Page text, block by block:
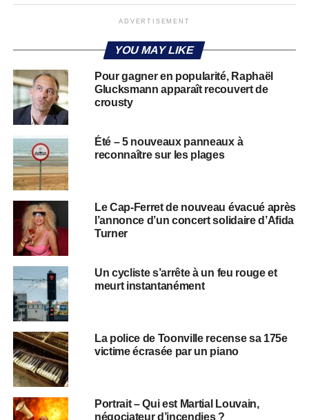
ADVERTISEMENT
YOU MAY LIKE
Pour gagner en popularité, Raphaël
Glucksmann apparaît recouvert de
crousty
Été – 5 nouveaux panneaux à
reconnaître sur les plages
Le Cap-Ferret de nouveau évacué après
l’annonce d’un concert solidaire d’Afida
Turner
Un cycliste s’arrête à un feu rouge et
meurt instantanément
La police de Toonville recense sa 175e
victime écrasée par un piano
Portrait – Qui est Martial Louvain,
négociateur d’incendies ?